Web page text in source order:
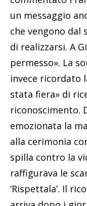
un messaggio
che vengono dal
di realizzarsi. A
permesso». La
invece ricordato
stata fiera» di
riconoscimento.
emozionata la
alla cerimonia
spilla contro la
raffigurava le
‘Rispettala’. Il